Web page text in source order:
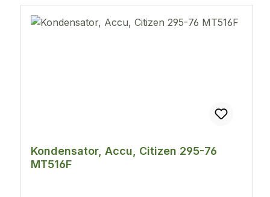
Kondensator, Accu, Citizen 295-76
MT516F